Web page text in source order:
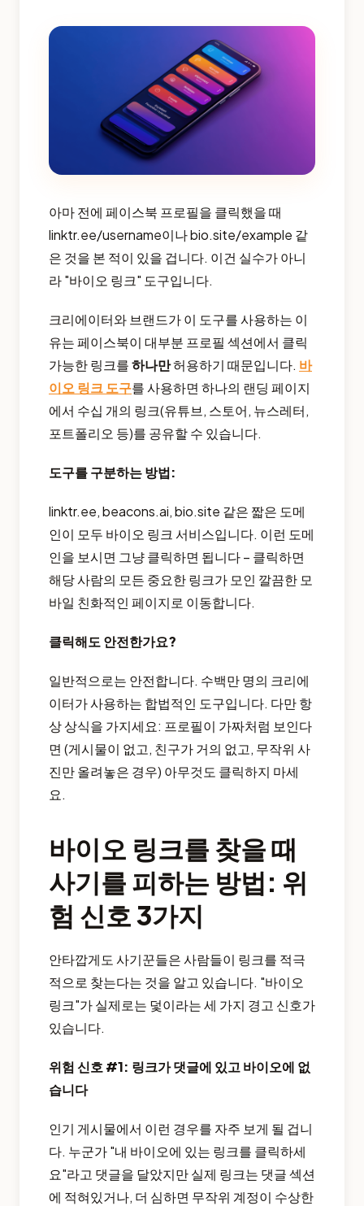
아마 전에 페이스북 프로필을 클릭했을 때
linktr.ee/username이나 bio.site/example 같
은 것을 본 적이 있을 겁니다. 이건 실수가 아니
라 "바이오 링크" 도구입니다.
크리에이터와 브랜드가 이 도구를 사용하는 이
유는 페이스북이 대부분 프로필 섹션에서 클릭
가능한 링크를하나만허용하기 때문입니다. 바
이오 링크 도구를 사용하면 하나의 랜딩 페이지
에서 수십 개의 링크(유튜브, 스토어, 뉴스레터,
포트폴리오 등)를 공유할 수 있습니다.
도구를 구분하는 방법:
linktr.ee, beacons.ai, bio.site 같은 짧은 도메
인이 모두 바이오 링크 서비스입니다. 이런 도메
인을 보시면 그냥 클릭하면 됩니다 – 클릭하면
해당 사람의 모든 중요한 링크가 모인 깔끔한 모
바일 친화적인 페이지로 이동합니다.
클릭해도 안전한가요?
일반적으로는 안전합니다. 수백만 명의 크리에
이터가 사용하는 합법적인 도구입니다. 다만 항
상 상식을 가지세요: 프로필이 가짜처럼 보인다
면 (게시물이 없고, 친구가 거의 없고, 무작위 사
진만 올려놓은 경우) 아무것도 클릭하지 마세
요.
바이오 링크를 찾을 때
사기를 피하는 방법: 위
험 신호 3가지
안타깝게도 사기꾼들은 사람들이 링크를 적극
적으로 찾는다는 것을 알고 있습니다. "바이오
링크"가 실제로는 덫이라는 세 가지 경고 신호가
있습니다.
위험 신호 #1: 링크가 댓글에 있고 바이오에 없
습니다
인기 게시물에서 이런 경우를 자주 보게 될 겁니
다. 누군가 "내 바이오에 있는 링크를 클릭하세
요"라고 댓글을 달았지만 실제 링크는 댓글 섹션
에 적혀있거나, 더 심하면 무작위 계정이 수상한